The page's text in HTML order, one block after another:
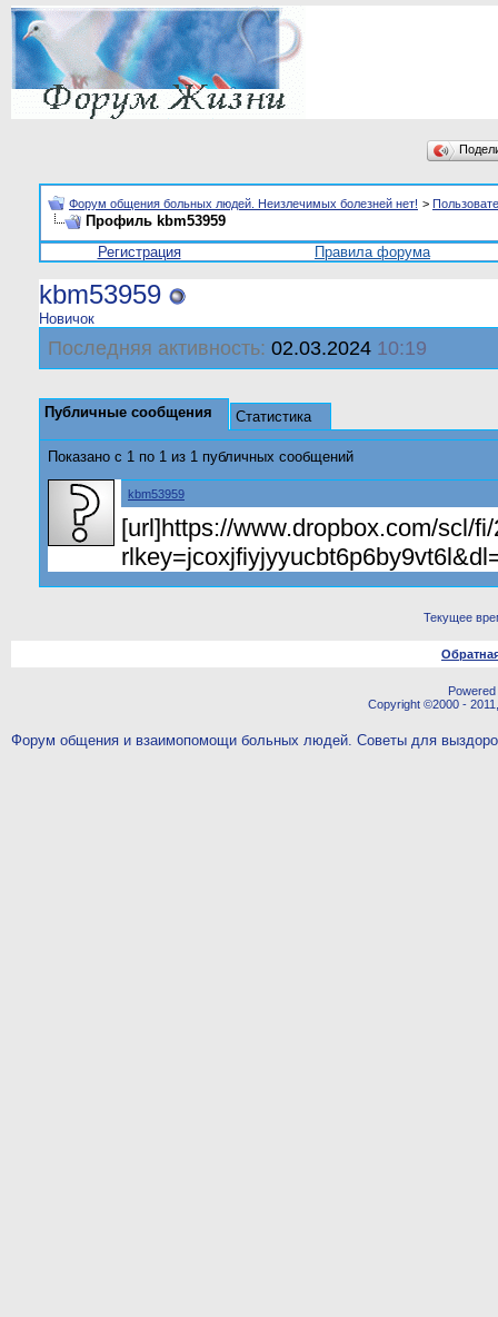
Форум общения больных людей. Неизлечимых болезней нет! >
Профиль kbm53959
Регистрация
Правила форума
kbm53959
Новичок
Последняя активность: 02.03.2024 10:19
Публичные сообщения Статистика
Показано с 1 по 1 из 1 публичных сообщений
kbm53959
[url]https://www.dropbox.com/scl/
Текущее
Copyright ©2000 -
Форум общения и взаимопомощи больных людей. Советы для